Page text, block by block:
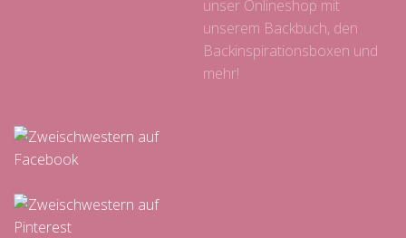
unser Onlineshop mit
unserem Backbuch, den
Backinspirationsboxen und
mehr!